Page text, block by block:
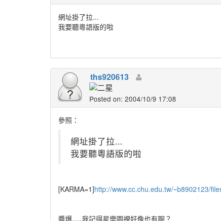
網址掛了拉...
我要聽粵語版的啦
ths920613
Posted on: 2004/10/9 17:08
參照：
網址掛了拉...
我要聽粵語版的啦
[KARMA=1]http://www.cc.chu.edu.tw/~b8902123/
醬爆.....我記得星樂園裡好像也有啊？